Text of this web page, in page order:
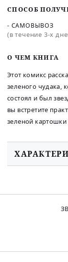
O ЧЕМ КНИГА
Этот комикс
зеленого чудака,
состоял и был
вы встретите
зеленой картошки
СПОСОБ
- САМОВЫВОЗ
(в течение 3-х